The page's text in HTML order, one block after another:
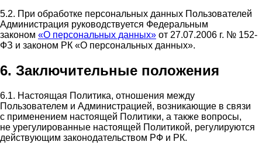
5.2. При обработке персональных данных Пользователей
Администрация руководствуется Федеральным
законом «О персональных данных» от 27.07.2006 г. № 152-
ФЗ и законом РК «О персональных данных».
6. Заключительные положения
6.1. Настоящая Политика, отношения между
Пользователем и Администрацией, возникающие в связи
с применением настоящей Политики, а также вопросы,
не урегулированные настоящей Политикой, регулируются
действующим законодательством РФ и РК.